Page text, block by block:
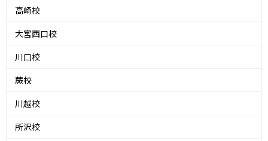
高崎校
大宮西口校
川口校
蕨校
川越校
所沢校